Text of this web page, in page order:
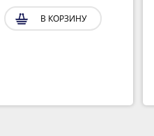
В КОРЗИНУ